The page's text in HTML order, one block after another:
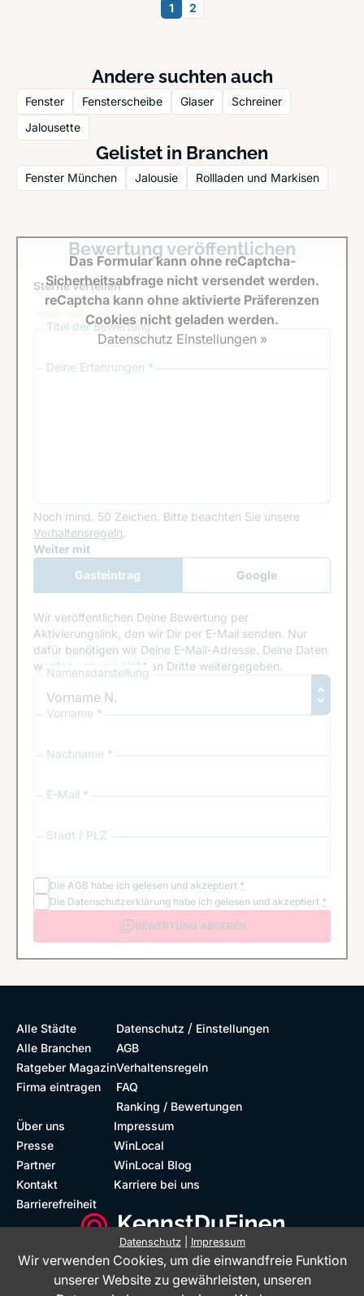
1 2
Andere suchten auch
Fenster Fensterscheibe Glaser
Schreiner
Jalousette
Gelistet in Branchen
Fenster München Jalousie Rollladen und Markisen
Bewertung veröffentlichen
Sterne verteilen *
Titel der Bewertung
Deine Erfahrungen *
Noch mind. 50 Zeichen. Bitte beachten Sie unsere
Verhaltensregeln.
Google Recaptcha
Weiter mit
Gasteintrag
Google
Anmeldung
Wir veröffentlichen Deine Bewertung per
Aktivierungslink, den wir Dir per E-Mail senden. Nur
dafür benötigen wir Deine E-Mail-Adresse. Deine Daten
werden von uns nicht an Dritte weitergegeben.
Namensdarstellung
Vorname *
Nachname *
E-Mail *
Stadt / PLZ
Die AGB habe ich gelesen und akzeptiert *
Die Datenschutzerklärung habe ich gelesen und akzeptiert *
BEWERTUNG ABGEBEN
Das Formular kann ohne reCaptcha-
Sicherheitsabfrage nicht versendet werden.
reCaptcha kann ohne aktivierte Präferenzen
Cookies nicht geladen werden.
Datenschutz Einstellungen »
Alle Städte
Alle Branchen
Ratgeber Magazin
Firma eintragen
Datenschutz / Einstellungen
AGB
Verhaltensregeln
FAQ
Ranking / Bewertungen
Über uns
Presse
Partner
Kontakt
Barrierefreiheit
Impressum
WinLocal
WinLocal Blog
Karriere bei uns
Datenschutz| Impressum
Wir verwenden Cookies, um die einwandfreie Funktion
unserer Website zu gewährleisten, unseren